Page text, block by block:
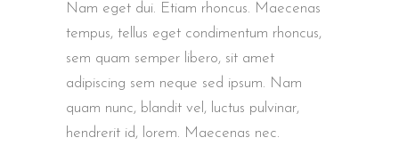
Nam eget dui. Etiam rhoncus. Maecenas
tempus, tellus eget condimentum rhoncus,
sem quam semper libero, sit amet
adipiscing sem neque sed ipsum. Nam
quam nunc, blandit vel, luctus pulvinar,
hendrerit id, lorem. Maecenas nec.